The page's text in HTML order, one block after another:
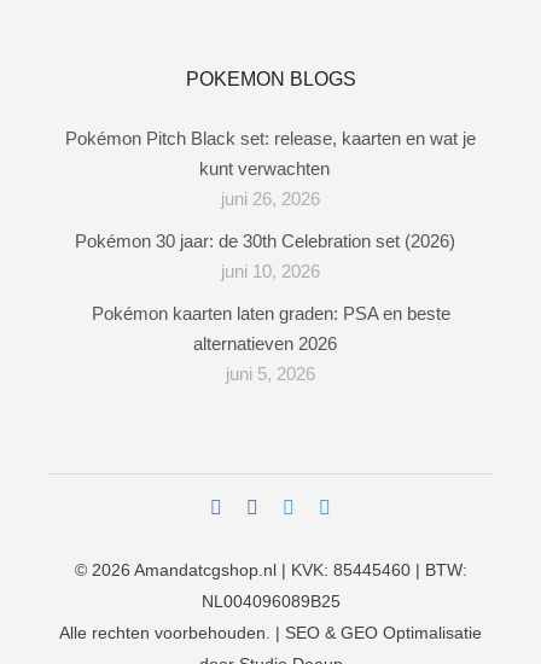
POKEMON BLOGS
Pokémon Pitch Black set: release, kaarten en wat je
kunt verwachten
juni 26, 2026
Pokémon 30 jaar: de 30th Celebration set (2026)
juni 10, 2026
Pokémon kaarten laten graden: PSA en beste
alternatieven 2026
juni 5, 2026
© 2026 Amandatcgshop.nl| KVK: 85445460 | BTW:
NL004096089B25
Alle rechten voorbehouden. | SEO & GEO Optimalisatie